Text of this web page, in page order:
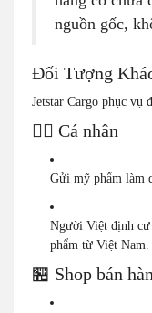
nguồn gốc,
Đối Tượng
Jetstar Cargo phục vụ
🧍‍♀️ Cá nhân
Gửi mỹ phẩm làm
Người Việt định cư
phẩm từ Việt Nam.
🏪 Shop bán